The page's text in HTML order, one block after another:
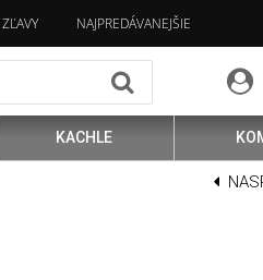
NAJPREDÁVANEJŠIE
KACHLE